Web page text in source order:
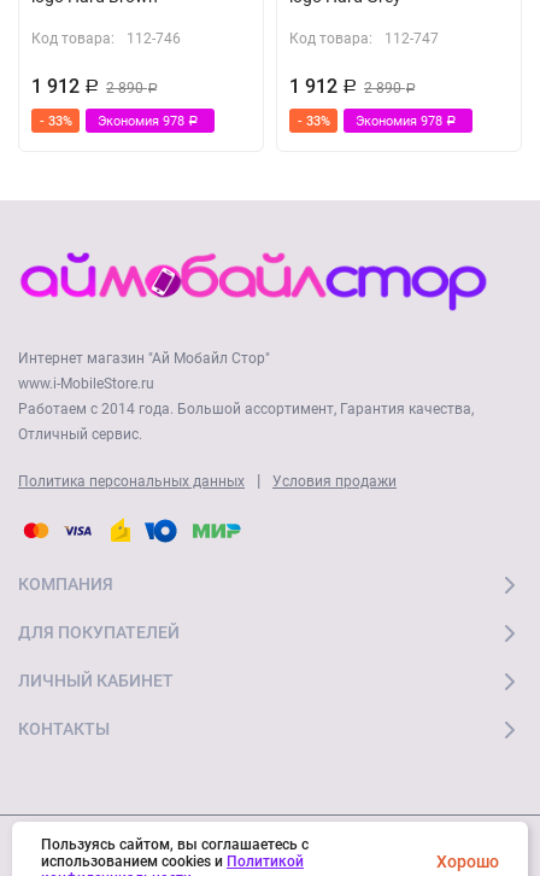
Код товара: 112-746
1 912 Р 2 890Р
- 33% Экономия 978 Р
Код товара: 112-747
1 912 Р 2 890Р
- 33% Экономия 978 Р
Интернет магазин "Ай Мобайл Стор"
www.i-MobileStore.ru
Работаем с 2014 года. Большой ассортимент, Гарантия качества,
Отличный сервис.
Политика персональных данных | Условия продажи
КОМПАНИЯ
ДЛЯ ПОКУПАТЕЛЕЙ
ЛИЧНЫЙ КАБИНЕТ
КОНТАКТЫ
© 2026 "Ай Мобайл Стор" Все права защищены
Пользуясь сайтом, вы соглашаетесь с
использованием cookies и Политикой
Хорошо